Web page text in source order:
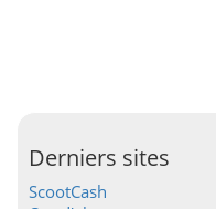
Derniers sites
ScootCash